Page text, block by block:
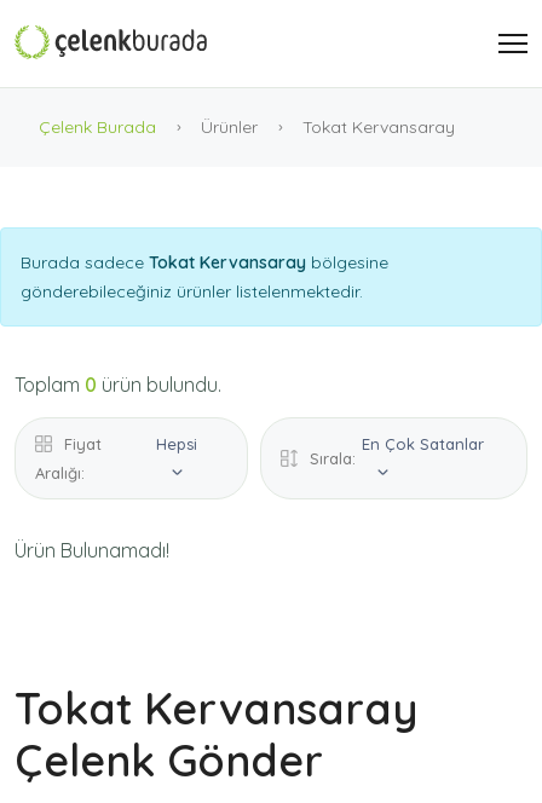
Çelenk Burada Ürünler Tokat Kervansaray
Burada sadece Tokat Kervansaray bölgesine
gönderebileceğiniz ürünler listelenmektedir.
Toplam 0 ürün bulundu.
Fiyat
Aralığı:
Hepsi
Sırala:
En Çok Satanlar
Ürün Bulunamadı!
Tokat Kervansaray
Çelenk Gönder